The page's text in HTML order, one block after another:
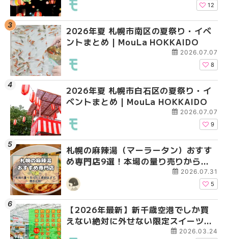
12
2026年夏 札幌市南区の夏祭り・イベ
ントまとめ | MouLa HOKKAIDO
2026.07.07
8
2026年夏 札幌市白石区の夏祭り・イ
ベントまとめ | MouLa HOKKAIDO
2026.07.07
9
札幌の麻辣湯（マーラータン）おすす
め専門店9選！本場の量り売りから最
新店まで徹底比較 | MouLa
HOKKAIDO
2026.07.31
5
【2026年最新】新千歳空港でしか買
えない絶対に外せない限定スイーツ・
焼き菓子18選 | MouLa HOKKAIDO
2026.03.24
2026年夏 札幌市北区
ントまとめ | MouLa
2026年夏 札幌市手稲
ベントまとめ |
2026年夏 札幌市白石
ベントまとめ |
2026年夏 札幌市南区
ントまとめ | MouLa
2026年夏 札幌市西区
ントまとめ | MouLa
2026年夏 札幌市白石
ベントまとめ |
2026年夏 札幌市手稲
ベントまとめ |
2026年夏 札幌市清田
ベントまとめ |